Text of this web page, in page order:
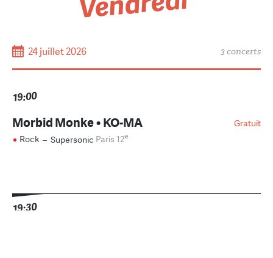
24 juillet 2026 3 concerts
19:00
Gratuit
Morbid Monke • KO-MA
Rock – Supersonic Paris 12e
19:30